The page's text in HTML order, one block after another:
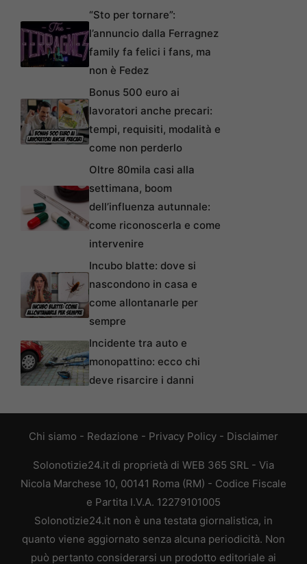
“Sto per tornare”:
l’annuncio dalla Ferragnez
family fa felici i fans, ma
non è Fedez
Bonus 500 euro ai
lavoratori anche precari:
tempi, requisiti, modalità e
come non perderlo
Oltre 80mila casi alla
settimana, boom
dell’influenza autunnale:
come riconoscerla e come
intervenire
Incubo blatte: dove si
nascondono in casa e
come allontanarle per
sempre
Incidente tra auto e
monopattino: ecco chi
deve risarcire i danni
Chi siamo - Redazione - Privacy Policy - Disclaimer
Solonotizie24.it di proprietà di WEB 365 SRL - Via
Nicola Marchese 10, 00141 Roma (RM) - Codice Fiscale
e Partita I.V.A. 12279101005
Solonotizie24.it non è una testata giornalistica, in
quanto viene aggiornato senza alcuna periodicità. Non
può pertanto considerarsi un prodotto editoriale ai